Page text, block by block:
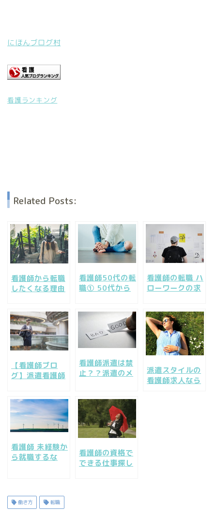
にほんブログ村
看護ランキング
Related Posts:
看護師から転職
したくなる理由
ーン
看護師50代の転
職① 50代から
いい？
看護師の転職 ハ
ローワークの求
の？
【看護師ブロ
グ】派遣看護師
ってどうなの？
看護師派遣は禁
止？？派遣のメ
りたい！
派遣スタイルの
看護師求人なら
看護師 未経験か
ら就職するな
看護師の資格で
できる仕事探し
働き方 転職